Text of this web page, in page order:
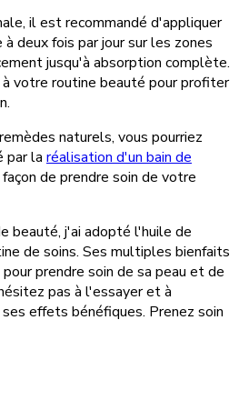
il est recommandé d'appliquer
deux fois par jour sur les zones
jusqu'à absorption complète.
votre routine beauté pour profiter
naturels, vous pourriez
par la réalisation d'un bain de
de prendre soin de votre
beauté, j'ai adopté l'huile de
de soins. Ses multiples bienfaits
prendre soin de sa peau et de
pas à l'essayer et à
effets bénéfiques. Prenez soin